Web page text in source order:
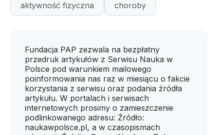
aktywność fizyczna choroby
Fundacja PAP zezwala na bezpłatny
przedruk artykułów z Serwisu Nauka w
Polsce pod warunkiem mailowego
poinformowania nas raz w miesiącu o fakcie
korzystania z serwisu oraz podania źródła
artykułu. W portalach i serwisach
internetowych prosimy o zamieszczenie
podlinkowanego adresu: Źródło:
naukawpolsce.pl, a w czasopismach